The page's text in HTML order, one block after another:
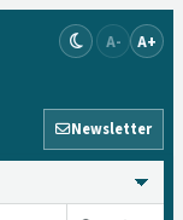
A- A+
Newsletter